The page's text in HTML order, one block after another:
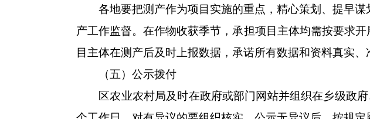
各地要把测产作为项目实施的重点，精心策划、提早谋
产工作监督。在作物收获季节，承担项目主体均需按要求
目主体在测产后及时上报数据，承诺所有数据和资料真实
（五）公示拨付
区农业农村局及时在政府或部门网站并组织在乡级政府